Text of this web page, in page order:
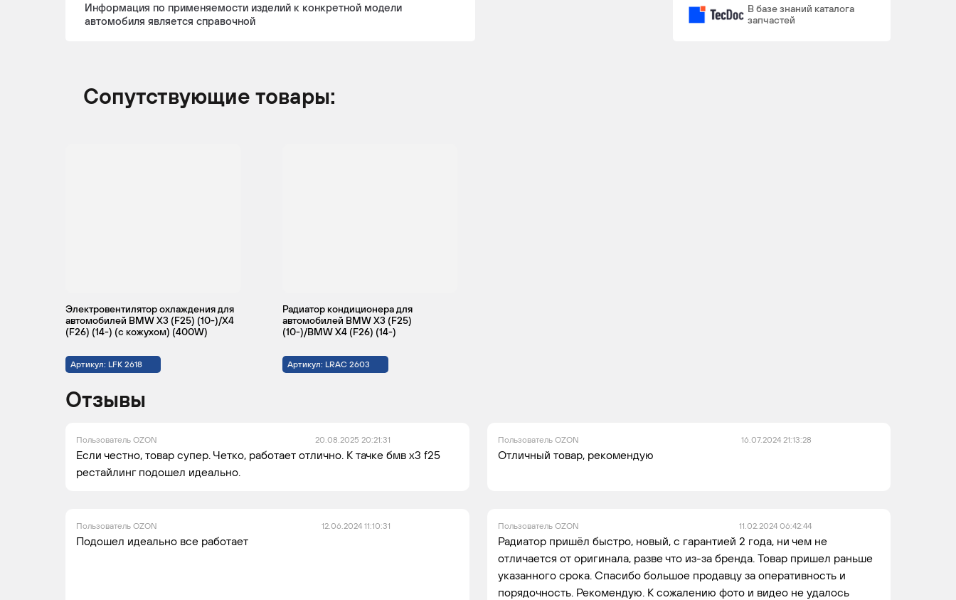
2017
на все
колеса
BMW X3 Кроссовер
Привод
на все
Информация по применяемости изделий к конкретной модели
автомобиля является справочной
В базе знаний каталога
запчастей
Сопутствующие товары:
Электровентилятор охлаждения для
автомобилей BMW X3 (F25) (10-)/X4
(F26) (14-) (с кожухом) (400W)
Артикул: LFK 2618
Радиатор кондиционера для
автомобилей BMW X3 (F25)
(10-)/BMW X4 (F26) (14-)
Артикул: LRAC 2603
Отзывы
Пользователь OZON 20.08.2025 20:21:31
Если честно, товар супер. Четко, работает отлично. К тачке бмв х3 f25
рестайлинг подошел идеально.
Пользователь OZON 16.07.2024 21:13:28
Отличный товар, рекомендую
Пользователь OZON 12.06.2024 11:10:31
Подошел идеально все работает
Пользователь OZON 11.02.2024 06:42:44
Радиатор пришёл быстро, новый, с гарантией 2 года, ни чем не
отличается от оригинала, разве что из-за бренда. Товар пришел раньше
указанного срока. Спасибо большое продавцу за оперативность и
порядочность. Рекомендую. К сожалению фото и видео не удалось